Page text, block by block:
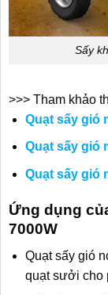
Sấy
>>> Tham khảo
Quạt sấy gió
Quạt sấy gió
Quạt sấy gió
Ứng dụng
7000W
Quạt sấy gió
quạt sưởi cho